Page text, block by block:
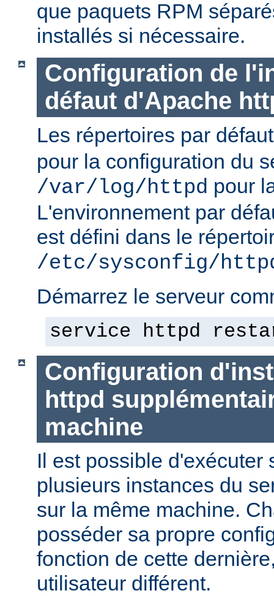
que paquets RPM
installés si nécessaire.
Configuration de
défaut d'Apache
Les répertoires par
pour la configuration du
/var/log/httpd pour
L'environnement par
est défini dans le
/etc/sysconfig/
Démarrez le serveur
service httpd
Configuration
httpd
machine
Il est possible d'exécuter
plusieurs instances du
sur la même machine.
posséder sa propre
fonction de cette
utilisateur différent.